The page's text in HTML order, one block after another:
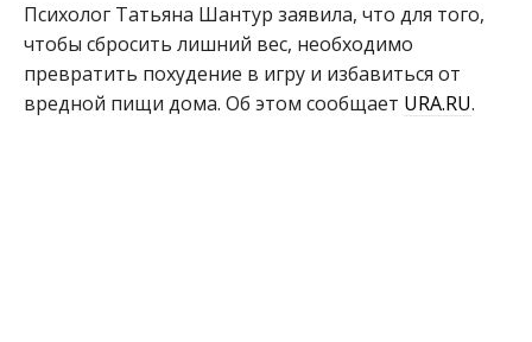
Психолог Татьяна Шантур заявила, что для того,
чтобы сбросить лишний вес, необходимо
превратить похудение в игру и избавиться от
вредной пищи дома. Об этом сообщает URA.RU.